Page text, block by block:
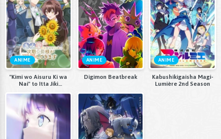
ANIME
"Kimi wo Aisuru Ki wa
Nai" to Itta Jiki
Nazeka Dekiai
shitekimasu
ANIME
Digimon Beatbreak
ANIME
Kabushikigaisha Magi-
Lumière 2nd Season